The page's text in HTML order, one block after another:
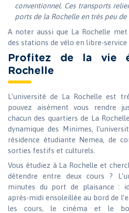
conventionnel. Ces transports
ports de la Rochelle en très peu de
A noter aussi que La Rochelle
des stations de vélo en libre-service
Profitez de la vie
Rochelle
L’université de La Rochelle est
pouvez aisément vous rendre
chacun des quartiers de La
dynamique des Minimes,
résidence étudiante Nemea, de
sorties festifs et culturels.
Vous étudiez à La Rochelle et
détendre entre deux cours ?
minutes du port de plaisance :
après-midi ensoleillée au bord de
les cours, le cinéma et le